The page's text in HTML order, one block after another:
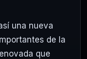
una nueva
de la
que